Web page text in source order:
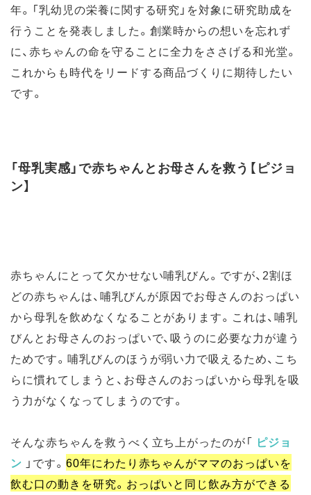
年。「乳幼児の栄養に関する研究」を対象に研究助成を
行うことを発表しました。創業時からの想いを忘れず
に、赤ちゃんの命を守ることに全力をささげる和光堂。
これからも時代をリードする商品づくりに期待したい
です。
「母乳実感」で赤ちゃんとお母さんを救う【ピジョ
ン】
赤ちゃんにとって欠かせない哺乳びん。ですが、2割ほ
どの赤ちゃんは、哺乳びんが原因でお母さんのおっぱい
から母乳を飲めなくなることがあります。これは、哺乳
びんとお母さんのおっぱいで、吸うのに必要な力が違う
ためです。哺乳びんのほうが弱い力で吸えるため、こち
らに慣れてしまうと、お母さんのおっぱいから母乳を吸
う力がなくなってしまうのです。
そんな赤ちゃんを救うべく立ち上がったのが「 ピジョ
ン 」です。 60年にわたり赤ちゃんがママのおっぱいを
飲む口の動きを研究。おっぱいと同じ飲み方ができる